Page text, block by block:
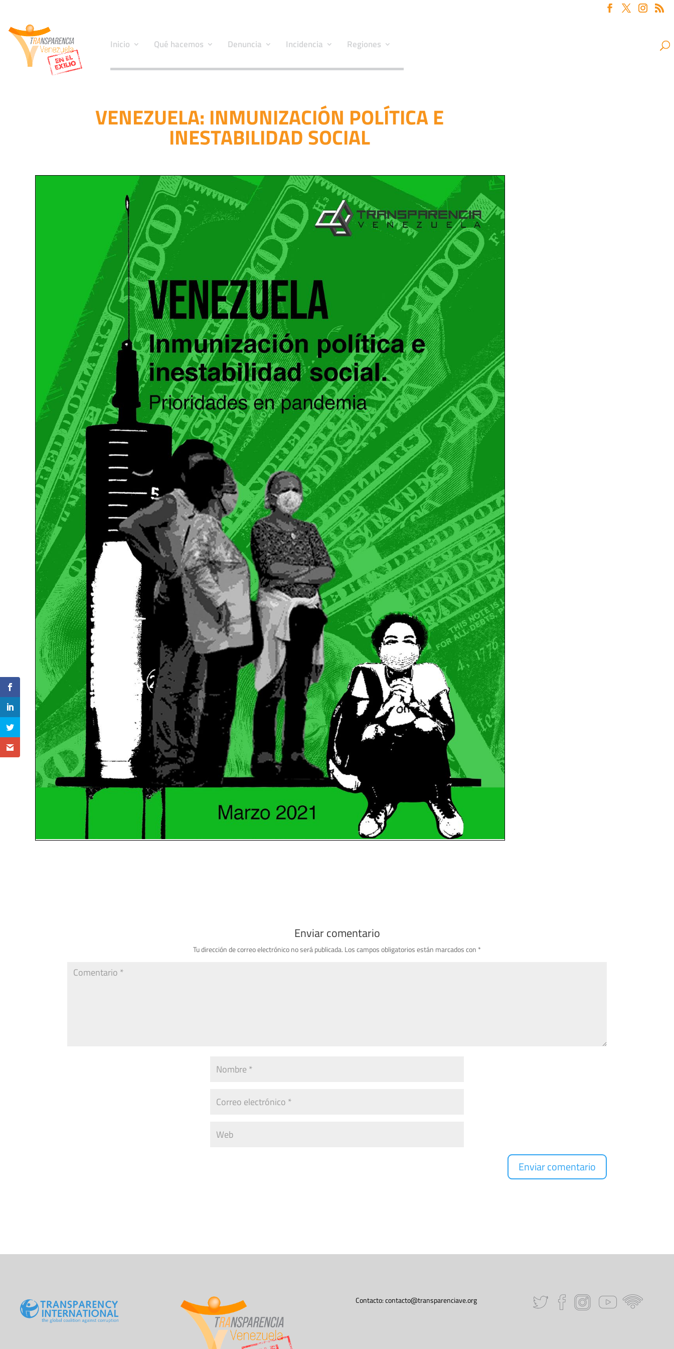
Inicio Qué hacemos Denuncia Incidencia Regiones
VENEZUELA: INMUNIZACIÓN POLÍTICA E
INESTABILIDAD SOCIAL
Enviar comentario
Tu dirección de correo electrónico no será publicada. Los campos obligatorios están marcados con *
Contacto:contacto@transparenciave.org